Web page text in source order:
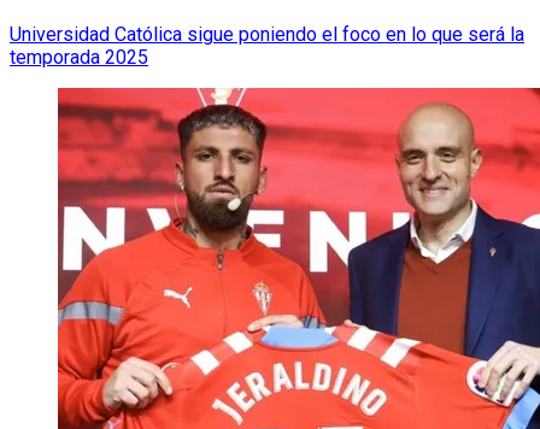
Universidad Católica sigue poniendo el foco en lo que será la
temporada 2025